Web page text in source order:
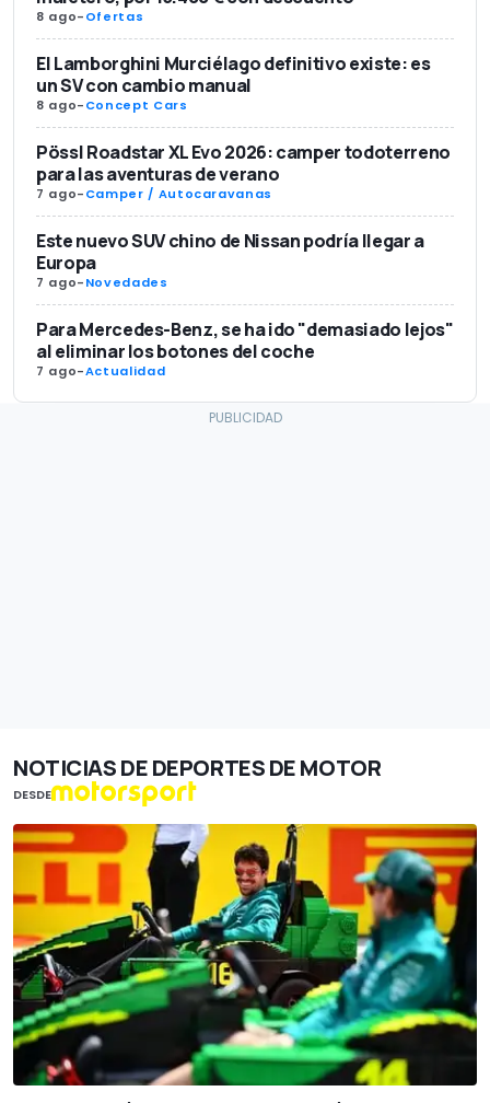
8 ago-Ofertas
El Lamborghini Murciélago definitivo existe: es
un SV con cambio manual
8 ago-Concept Cars
Pössl Roadstar XL Evo 2026: camper todoterreno
para las aventuras de verano
7 ago-Camper / Autocaravanas
Este nuevo SUV chino de Nissan podría llegar a
Europa
7 ago-Novedades
Para Mercedes-Benz, se ha ido "demasiado lejos"
al eliminar los botones del coche
7 ago-Actualidad
NOTICIAS DE DEPORTES DE MOTOR
DESDE